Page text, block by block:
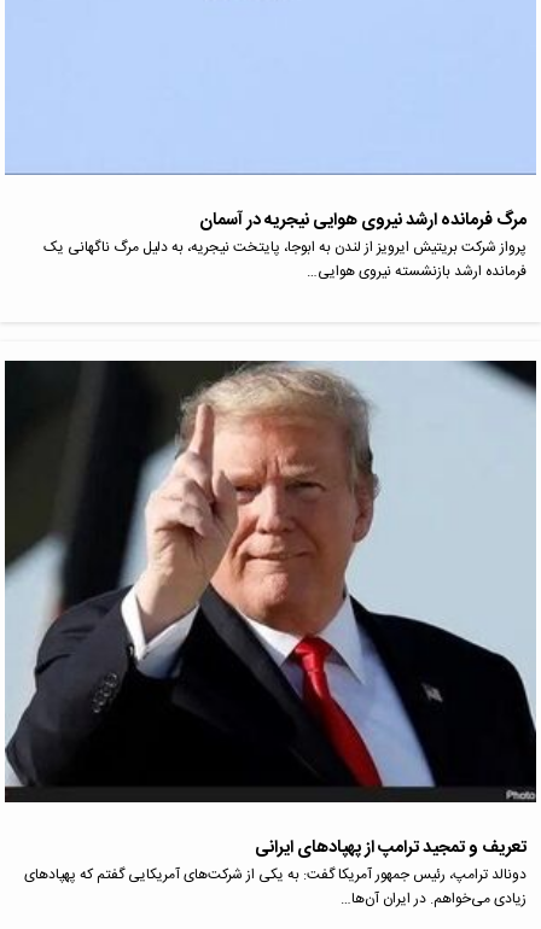
مرگ فرمانده ارشد نیروی هوایی نیجریه در آسمان
پرواز شرکت بریتیش ایرویز از لندن به ابوجا، پایتخت نیجریه، به دلیل مرگ ناگهانی یک
فرمانده ارشد بازنشسته نیروی هوایی…
تعریف و تمجید ترامپ از پهپادهای ایرانی
دونالد ترامپ، رئیس جمهور آمریکا گفت: به یکی از شرکت‌های آمریکایی گفتم که پهپادهای
زیادی می‌خواهم. در ایران آن‌ها…